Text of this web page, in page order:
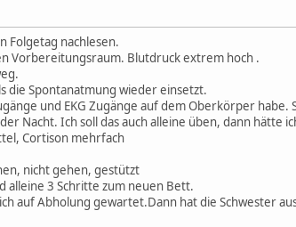
Folgetag nachlesen.
Vorbereitungsraum. Blutdruck extrem hoch .
die Spontanatmung wieder einsetzt.
und EKG Zugänge auf dem Oberkörper
Nacht. Ich soll das auch alleine üben, dann hätte
Cortison mehrfach
nicht gehen, gestützt
alleine 3 Schritte zum neuen Bett.
auf Abholung gewartet.Dann hat die Schwester